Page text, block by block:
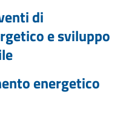
di
e sviluppo
energetico